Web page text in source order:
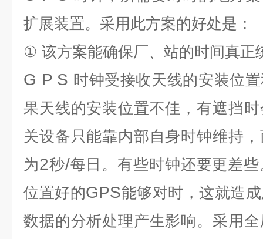
扩展装置。采用此方案的好处是：
① 该方案能确保厂、站的时间真正
G P S 时钟受接收天线的安装位
果天线的安装位置不佳，有遮挡
关设备只能靠内部自身时钟维持
为2秒/每日 。有些时钟还要更差
位置好的GPS能够对时，这就造
数据的分析处理产生影响。采用